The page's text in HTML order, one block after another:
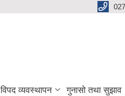
विपद व्यवस्थापन गुनासो तथा सुझाव